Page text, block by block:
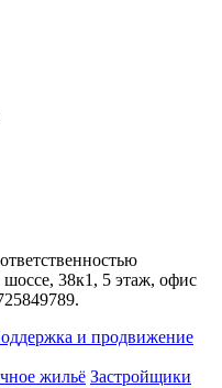
38к1, 5 этаж, офис
и продвижение
жильё Застройщики